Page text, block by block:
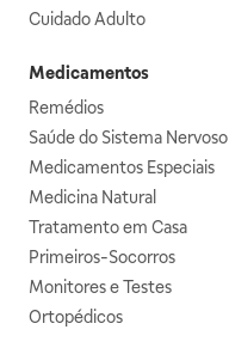
Cuidado Adulto
Medicamentos
Remédios
Saúde do Sistema Nervoso
Medicamentos Especiais
Medicina Natural
Tratamento em Casa
Primeiros-Socorros
Monitores e Testes
Ortopédicos